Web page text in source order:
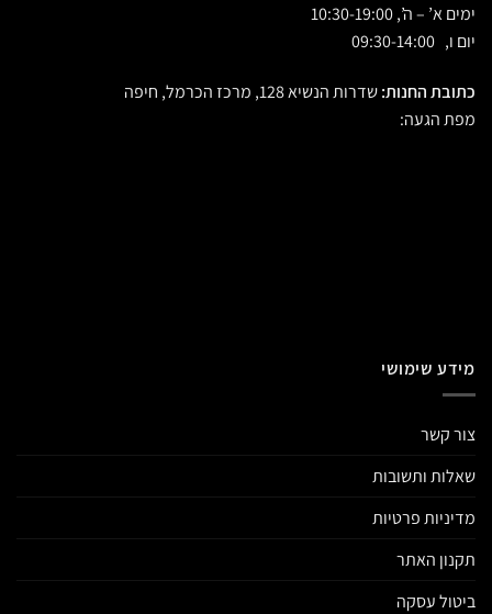
ימים א’ – ה’, 10:30-19:00
יום ו, 09:30-14:00
כתובת החנות:שדרות הנשיא 128, מרכז הכרמל, חיפה
מפת הגעה:
מידע שימושי
צור קשר
שאלות ותשובות
מדיניות פרטיות
תקנון האתר
ביטול עסקה